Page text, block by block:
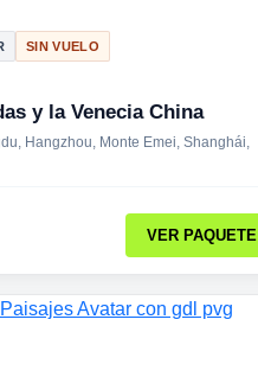
SIN VUELO
y la Venecia China
Hangzhou, Monte Emei, Shanghái,
VER PAQUETE